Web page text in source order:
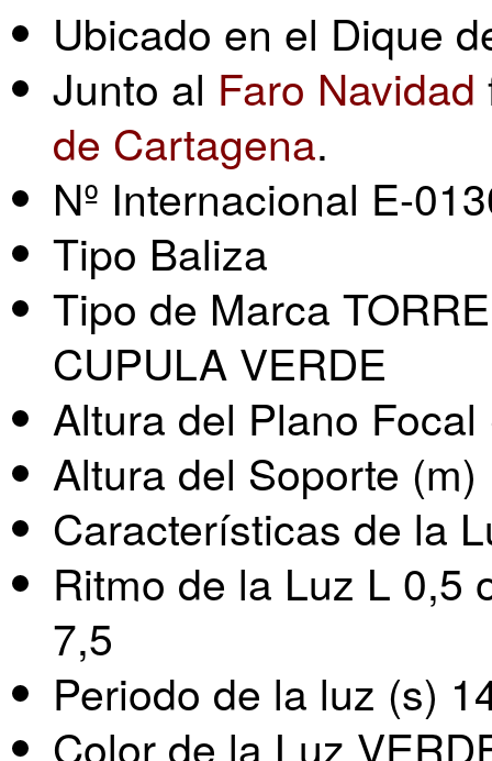
Ubicado en el Dique
Junto al Faro Navidad
de Cartagena.
Nº Internacional E-
Tipo Baliza
Tipo de Marca
CUPULA VERDE
Altura del Plano Focal
Altura del Soporte (m)
Características de la
Ritmo de la Luz L 0,5
7,5
Periodo de la luz (s)
Color de la Luz